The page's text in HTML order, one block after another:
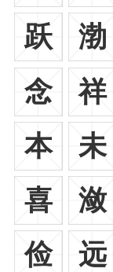
跃
渤
念
祥
本
未
喜
潋
俭
远